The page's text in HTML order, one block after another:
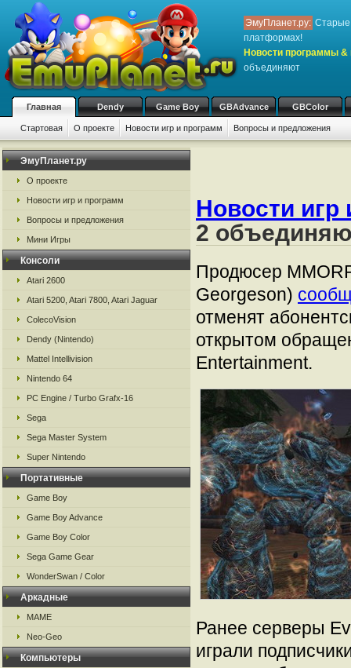
ЭмуПланет.ру: Старые
платформах!
Новости программы &
объединяют
Главная Dendy Game Boy GBAdvance GBColor
Стартовая О проекте Новости игр и программ Вопросы и предложения
ЭмуПланет.ру
О проекте
Новости игр и программ
Вопросы и предложения
Мини Игры
Консоли
Atari 2600
Atari 5200, Atari 7800, Atari Jaguar
ColecoVision
Dendy (Nintendo)
Mattel Intellivision
Nintendo 64
PC Engine / Turbo Grafx-16
Sega
Sega Master System
Super Nintendo
Портативные
Game Boy
Game Boy Advance
Game Boy Color
Sega Game Gear
WonderSwan / Color
Аркадные
MAME
Neo-Geo
Компьютеры
Новости игр
2
Продюсер
Georgeson)
отменят
открытом
Entertainment.
Ранее серверы
играли